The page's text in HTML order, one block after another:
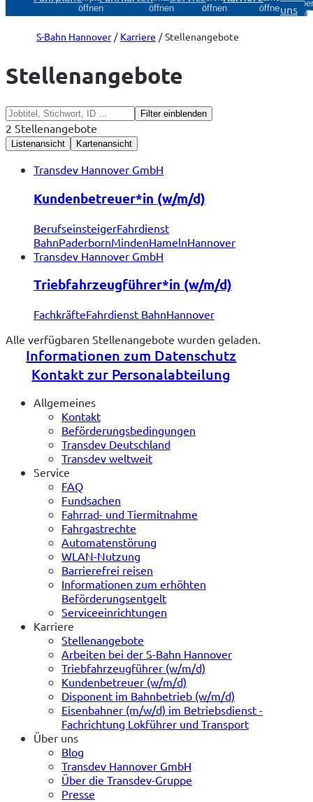
öffnen
öffnen
öffnen
öffnenuns
S-Bahn Hannover Karriere Stellenangebote
Stellenangebote
Filter einblenden
2 Stellenangebote
Listenansicht Kartenansicht
Transdev Hannover GmbH
Kundenbetreuer*in (w/m/d)
BerufseinsteigerFahrdienst
BahnPaderbornMindenHamelnHannover
Transdev Hannover GmbH
Triebfahrzeugführer*in (w/m/d)
FachkräfteFahrdienst BahnHannover
Alle verfügbaren Stellenangebote wurden geladen.
Informationen zum Datenschutz
Kontakt zur Personalabteilung
Allgemeines
Kontakt
Beförderungsbedingungen
Transdev Deutschland
Transdev weltweit
Service
FAQ
Fundsachen
Fahrrad- und Tiermitnahme
Fahrgastrechte
Automatenstörung
WLAN-Nutzung
Barrierefrei reisen
Informationen zum erhöhten
Beförderungsentgelt
Serviceeinrichtungen
Karriere
Stellenangebote
Arbeiten bei der S-Bahn Hannover
Triebfahrzeugführer (w/m/d)
Kundenbetreuer (w/m/d)
Disponent im Bahnbetrieb (w/m/d)
Eisenbahner (m/w/d) im Betriebsdienst -
Fachrichtung Lokführer und Transport
Über uns
Blog
Transdev Hannover GmbH
Über die Transdev-Gruppe
Presse